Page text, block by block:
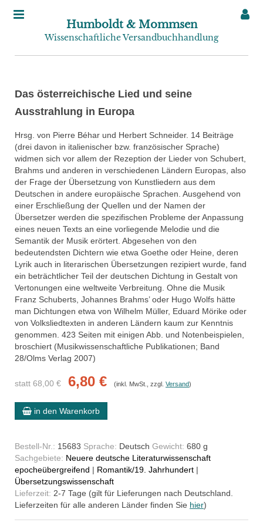
Humboldt & Mommsen
Wissenschaftliche Versandbuchhandlung
Das österreichische Lied und seine
Ausstrahlung in Europa
Hrsg. von Pierre Béhar und Herbert Schneider. 14 Beiträge
(drei davon in italienischer bzw. französischer Sprache)
widmen sich vor allem der Rezeption der Lieder von Schubert,
Brahms und anderen in verschiedenen Ländern Europas, also
der Frage der Übersetzung von Kunstliedern aus dem
Deutschen in andere europäische Sprachen. Ausgehend von
einer Erschließung der Quellen und der Namen der
Übersetzer werden die spezifischen Probleme der Anpassung
eines neuen Texts an eine vorliegende Melodie und die
Semantik der Musik erörtert. Abgesehen von den
bedeutendsten Dichtern wie etwa Goethe oder Heine, deren
Lyrik auch in literarischen Übersetzungen rezipiert wurde, fand
ein beträchtlicher Teil der deutschen Dichtung in Gestalt von
Vertonungen eine weltweite Verbreitung. Ohne die Musik
Franz Schuberts, Johannes Brahms’ oder Hugo Wolfs hätte
man Dichtungen etwa von Wilhelm Müller, Eduard Mörike oder
von Volksliedtexten in anderen Ländern kaum zur Kenntnis
genommen. 423 Seiten mit einigen Abb. und Notenbeispielen,
broschiert (Musikwissenschaftliche Publikationen; Band
28/Olms Verlag 2007)
statt 68,00 € 6,80 € (inkl. MwSt., zzgl. Versand)
in den Warenkorb
Bestell-Nr.: 15683 Sprache: Deutsch Gewicht: 680 g
Sachgebiete: Neuere deutsche Literaturwissenschaft
epocheübergreifend | Romantik/19. Jahrhundert |
Übersetzungswissenschaft
Lieferzeit: 2-7 Tage (gilt für Lieferungen nach Deutschland.
Lieferzeiten für alle anderen Länder finden Sie hier)